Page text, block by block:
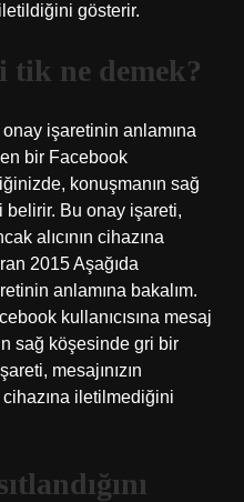
gösterir.
tik ne demek?
işaretinin anlamına
bir Facebook
konuşmanın sağ
belirir. Bu onay işareti,
alıcının cihazına
2015 Aşağıda
anlamına bakalım.
kullanıcısına mesaj
sağ köşesinde gri bir
mesajınızın
cihazına iletilmediğini